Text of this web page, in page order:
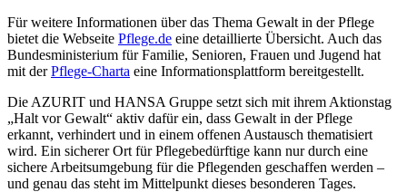
Für weitere Informationen über das Thema Gewalt in der Pflege
bietet die Webseite Pflege.de eine detaillierte Übersicht. Auch das
Bundesministerium für Familie, Senioren, Frauen und Jugend hat
mit derPflege-Charta eine Informationsplattform bereitgestellt.
Die AZURIT und HANSA Gruppe setzt sich mit ihrem Aktionstag
„Halt vor Gewalt“ aktiv dafür ein, dass Gewalt in der Pflege
erkannt, verhindert und in einem offenen Austausch thematisiert
wird. Ein sicherer Ort für Pflegebedürftige kann nur durch eine
sichere Arbeitsumgebung für die Pflegenden geschaffen werden –
und genau das steht im Mittelpunkt dieses besonderen Tages.